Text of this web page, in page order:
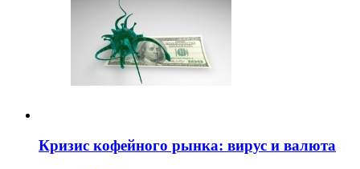
Кризис кофейного рынка: вирус и валюта